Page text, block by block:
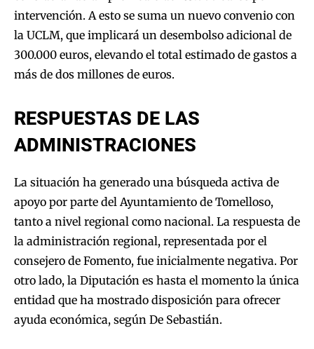
intervención. A esto se suma un nuevo convenio con
la UCLM, que implicará un desembolso adicional de
300.000 euros, elevando el total estimado de gastos a
más de dos millones de euros.
RESPUESTAS DE LAS
ADMINISTRACIONES
La situación ha generado una búsqueda activa de
apoyo por parte del Ayuntamiento de Tomelloso,
tanto a nivel regional como nacional. La respuesta de
la administración regional, representada por el
consejero de Fomento, fue inicialmente negativa. Por
otro lado, la Diputación es hasta el momento la única
entidad que ha mostrado disposición para ofrecer
ayuda económica, según De Sebastián.